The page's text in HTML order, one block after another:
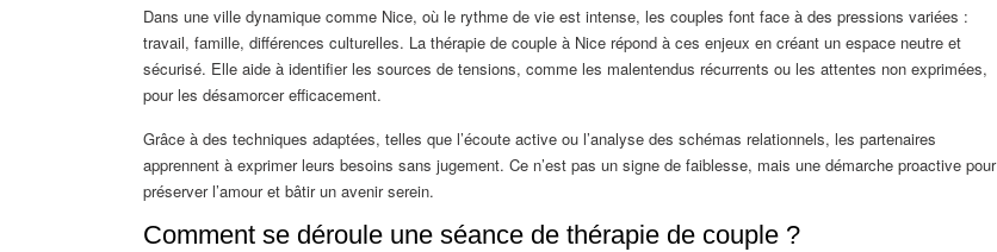
Dans une ville dynamique comme Nice, où le rythme de vie est intense, les couples font face à des pressions variées :
travail, famille, différences culturelles. La thérapie de couple à Nice répond à ces enjeux en créant un espace neutre et
sécurisé. Elle aide à identifier les sources de tensions, comme les malentendus récurrents ou les attentes non exprimées,
pour les désamorcer efficacement.
Grâce à des techniques adaptées, telles que l’écoute active ou l’analyse des schémas relationnels, les partenaires
apprennent à exprimer leurs besoins sans jugement. Ce n’est pas un signe de faiblesse, mais une démarche proactive pour
préserver l’amour et bâtir un avenir serein.
Comment se déroule une séance de thérapie de couple ?